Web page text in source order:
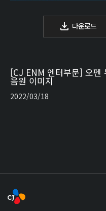
다운로드
[CJ ENM 엔터부문] 오펜
음원 이미지
2022/03/18